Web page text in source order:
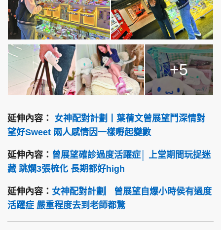
+5
延伸內容： 女神配對計劃丨葉蒨文曾展望鬥深情對
望好Sweet 兩人感情因一樣嘢起變數
延伸內容： 曾展望確診過度活躍症│ 上堂期間玩捉迷
藏 跳爛3張梳化 長期都好high
延伸內容： 女神配對計劃︳曾展望自爆小時侯有過度
活躍症 嚴重程度去到老師都驚